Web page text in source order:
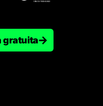
gratuita